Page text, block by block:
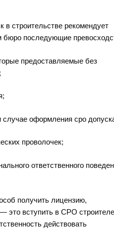
в строительстве рекомендует
бюро последующие
предоставляемые без
оформления сро
проволочек;
ответственного
получить лицензию,
это вступить в СРО
действовать